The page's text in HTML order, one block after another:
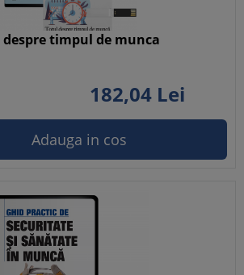
timpul de munca
182,04Lei
Adauga in cos